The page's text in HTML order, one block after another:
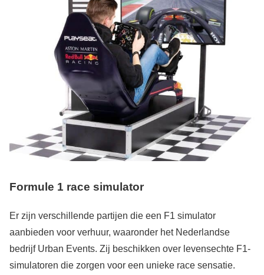
Formule 1 race simulator
Er zijn verschillende partijen die een F1 simulator
aanbieden voor verhuur, waaronder het Nederlandse
bedrijf Urban Events. Zij beschikken over levensechte F1-
simulatoren die zorgen voor een unieke race sensatie.